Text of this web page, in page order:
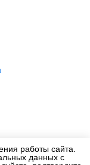
работы сайта.
данных с